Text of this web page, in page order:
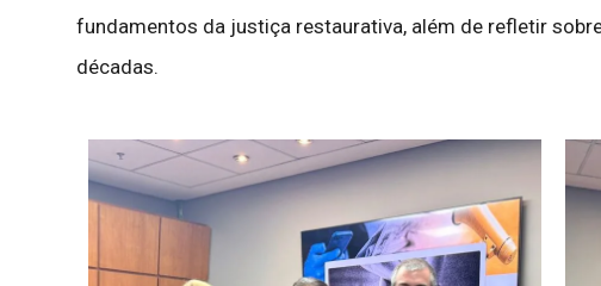
fundamentos da justiça restaurativa, além de refletir
décadas.